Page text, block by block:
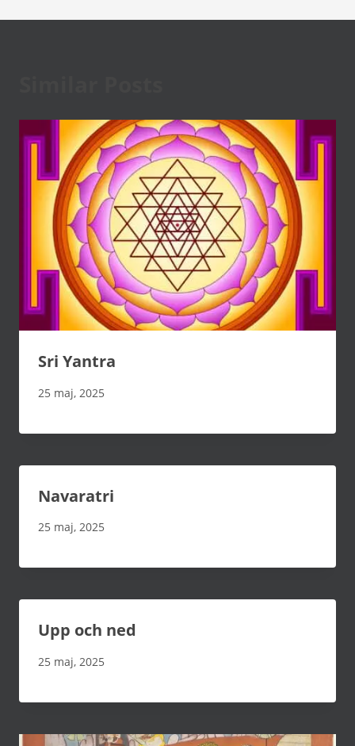
Sri Yantra
25 maj, 2025
Navaratri
25 maj, 2025
Upp och ned
25 maj, 2025